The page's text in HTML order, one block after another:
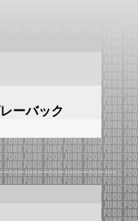
ーバック